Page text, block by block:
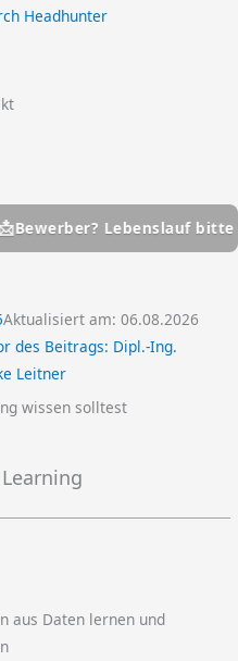
Lebenslauf bitte an
Aktualisiert am: 06.08.2026
des Beitrags: Dipl.-Ing.
Leitner
wissen solltest
aus Daten lernen und